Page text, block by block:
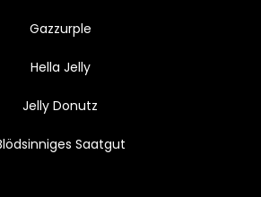
Gazzurple
Hella Jelly
Jelly Donutz
Saatgut